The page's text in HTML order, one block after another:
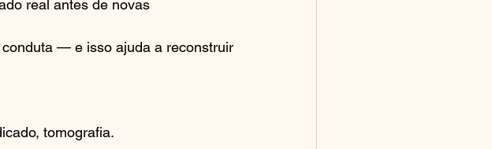
real antes de novas
— e isso ajuda a reconstruir
tomografia.